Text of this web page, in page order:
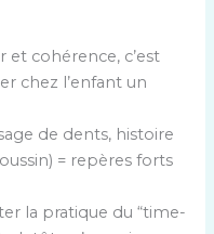
et cohérence, c’est
chez l’enfant un
de dents, histoire
= repères forts
la pratique du “time-